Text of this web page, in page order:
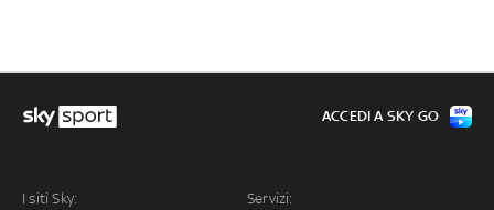
I siti Sky: Servizi:
ACCEDI A SKY GO